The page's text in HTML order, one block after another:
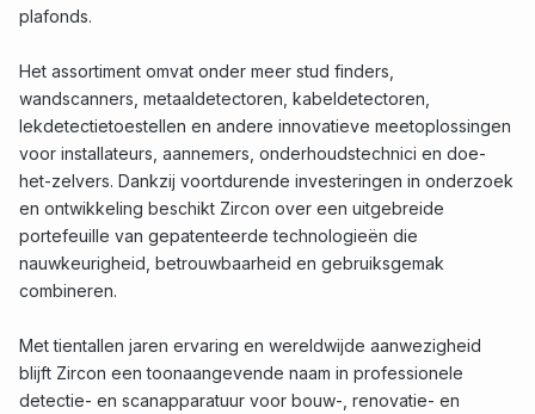
plafonds.
Het assortiment omvat onder meer stud finders,
wandscanners, metaaldetectoren, kabeldetectoren,
lekdetectietoestellen en andere innovatieve meetoplossingen
voor installateurs, aannemers, onderhoudstechnici en doe-
het-zelvers. Dankzij voortdurende investeringen in onderzoek
en ontwikkeling beschikt Zircon over een uitgebreide
portefeuille van gepatenteerde technologieën die
nauwkeurigheid, betrouwbaarheid en gebruiksgemak
combineren.
Met tientallen jaren ervaring en wereldwijde aanwezigheid
blijft Zircon een toonaangevende naam in professionele
detectie- en scanapparatuur voor bouw-, renovatie- en